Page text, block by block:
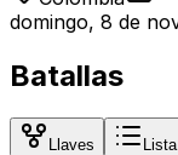
domingo, 8 de
Batallas
Llaves Lista